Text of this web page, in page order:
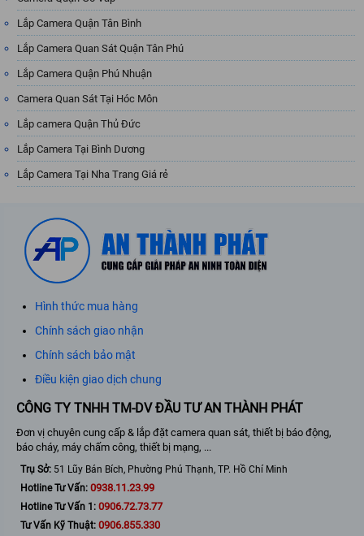
Lắp Camera Quận Tân Bình
Lắp Camera Quan Sát Quận Tân Phú
Lắp Camera Quận Phú Nhuận
Camera Quan Sát Tại Hóc Môn
Lắp camera Quận Thủ Đức
Lắp Camera Tại Bình Dương
Lắp Camera Tại Nha Trang Giá rẻ
Hình thức mua hàng
Chính sách giao nhận
Chính sách bảo mật
Điều kiện giao dịch chung
CÔNG TY TNHH TM-DV ĐẦU TƯ AN THÀNH PHÁT
Đơn vị chuyên cung cấp & lắp đặt camera quan sát, thiết bị báo động,
báo cháy, máy chấm công, thiết bị mạng, ...
Trụ Sở: 51 Lũy Bán Bích, Phường Phú Thạnh, TP. Hồ Chí Minh
Hotline Tư Vấn: 0938.11.23.99
Hotline Tư Vấn 1: 0906.72.73.77
Tư Vấn Kỹ Thuật: 0906.855.330